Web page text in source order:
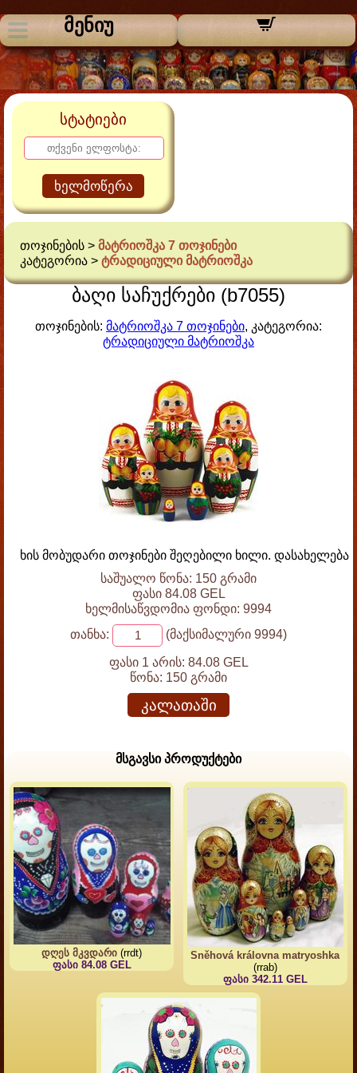
მენიუ
სტატიები
ხელმოწერა
თოჯინების > მატრიოშკა 7 თოჯინები
კატეგორია > ტრადიციული მატრიოშკა
ბაღი საჩუქრები (b7055)
თოჯინების: მატრიოშკა 7 თოჯინები, კატეგორია:
ტრადიციული მატრიოშკა
ხის მობუდარი თოჯინები შეღებილი ხილი. დასახელება
საშუალო წონა: 150 გრამი
ფასი 84.08 GEL
ხელმისაწვდომია ფონდი: 9994
თანხა:
(მაქსიმალური 9994)
ფასი 1 არის: 84.08 GEL
წონა: 150 გრამი
კალათაში
მსგავსი პროდუქტები
დღეს მკვდარი (rrdt)
ფასი 84.08 GEL
Sněhová královna matryoshka
(rrab)
ფასი 342.11 GEL